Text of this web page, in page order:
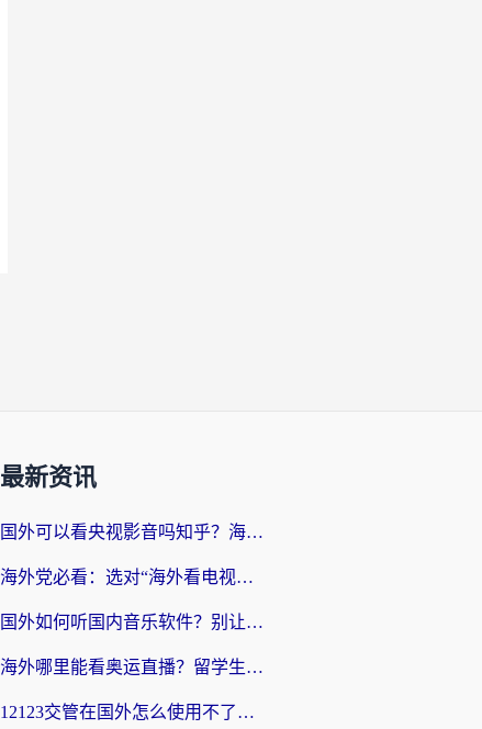
最新资讯
国外可以看央视影音吗知乎？海外党亲测有效的回国加速方案
海外党必看：选对“海外看电视剧软件”，再也不用愁国内剧刷不了
国外如何听国内音乐软件？别让地域限制，断了你的中文歌单
海外哪里能看奥运直播？留学生&海外华人必看的体育赛事观赛终极指南
12123交管在国外怎么使用不了？海外华人必看的无缝访问国内资源指南